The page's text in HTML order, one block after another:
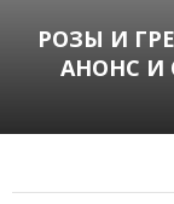
РОЗЫ И
АНОНС И